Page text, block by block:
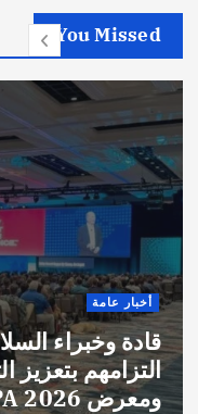
You Missed
أخبار عامة
قادة وخبراء
التزامهم بتعزيز
ومعرض NFPA 2026 في لاس فيغاس